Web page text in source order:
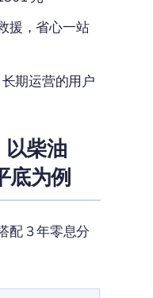
援，省心一站
期运营的用户
以柴油
底为例
配 3 年零息分